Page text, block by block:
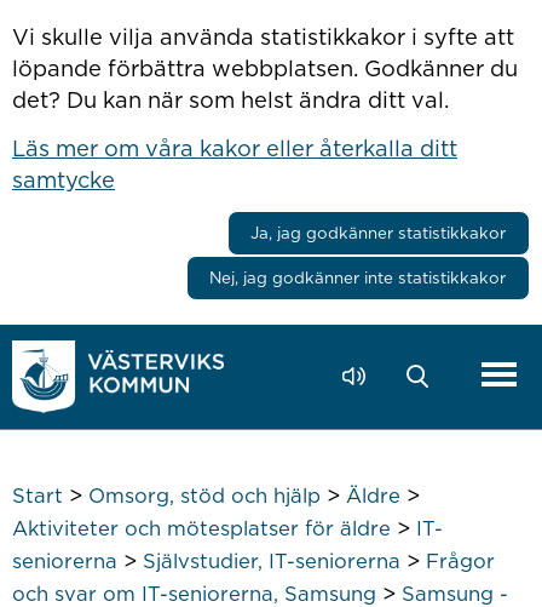
Vi skulle vilja använda statistikkakor i syfte att
löpande förbättra webbplatsen. Godkänner du
det? Du kan när som helst ändra ditt val.
Läs mer om våra kakor eller återkalla ditt
samtycke
Ja, jag godkänner statistikkakor
Nej, jag godkänner inte statistikkakor
Start > Omsorg, stöd och hjälp > Äldre >
Aktiviteter och mötesplatser för äldre > IT-
seniorerna > Självstudier, IT-seniorerna > Frågor
och svar om IT-seniorerna, Samsung > Samsung -